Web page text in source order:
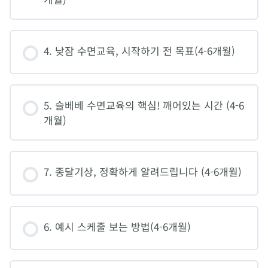
4. 낮잠 수면교육, 시작하기 전 목표(4-6개월)
5. 슬베베 수면교육의 핵심! 깨어있는 시간 (4-6
개월)
7. 종달기상, 정확하게 알려드립니다 (4-6개월)
6. 예시 스케줄 보는 방법(4-6개월)